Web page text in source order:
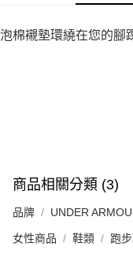
泡棉襯墊環繞在您的腳
商品相關分類 (3)
品牌 UNDER
女性商品 鞋類 跑